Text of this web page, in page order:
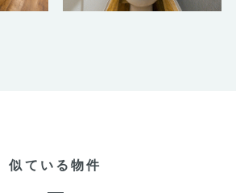
似ている物件